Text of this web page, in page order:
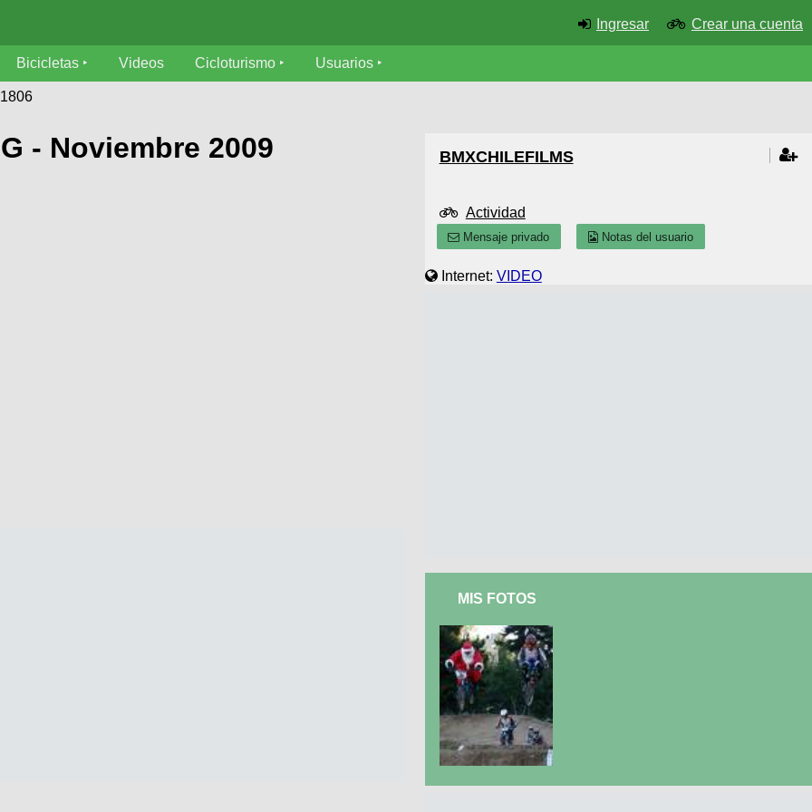
Ingresar Crear una cuenta
Bicicletas Videos Cicloturismo Usuarios
- Noviembre 2009 BMXCHILEFILMS
Actividad
Mensaje privado Notas del usuario
Internet: VIDEO
MIS FOTOS